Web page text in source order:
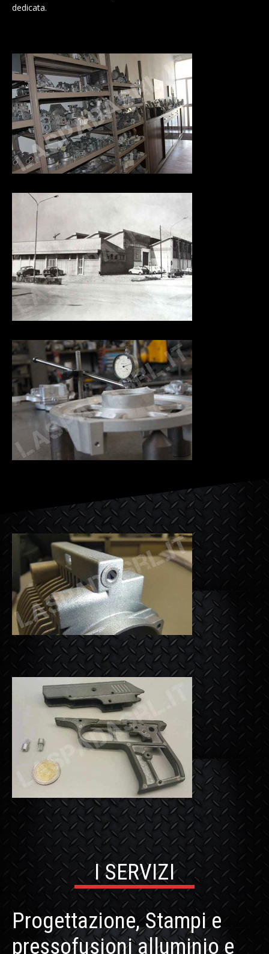
dedicata.
I SERVIZI
Progettazione, Stampi e
pressofusioni alluminio e